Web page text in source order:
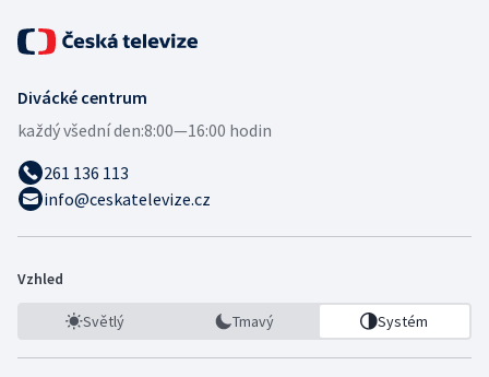
Divácké centrum
každý všední den:8:00—16:00 hodin
261 136 113
info@ceskatelevize.cz
Vzhled
Světlý Tmavý Systém